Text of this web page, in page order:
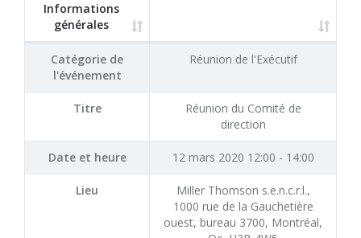
Informations
générales
Catégorie de
l'événement
Réunion de l'Exécutif
Titre
Réunion du Comité de
direction
Date et heure 12 mars 2020 12:00 - 14:00
Lieu
Miller Thomson s.e.n.c.r.l.,
1000 rue de la Gauchetière
ouest, bureau 3700, Montréal,